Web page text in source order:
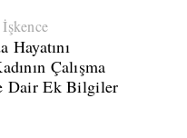
Hayatını
Çalışma
Dair Ek Bilgiler